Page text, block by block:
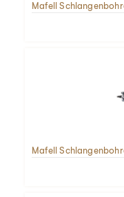
Mafell
Mafell